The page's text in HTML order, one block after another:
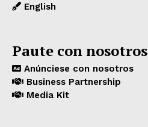
English
Paute con nosotros
Anúnciese con nosotros
Business Partnership
Media Kit